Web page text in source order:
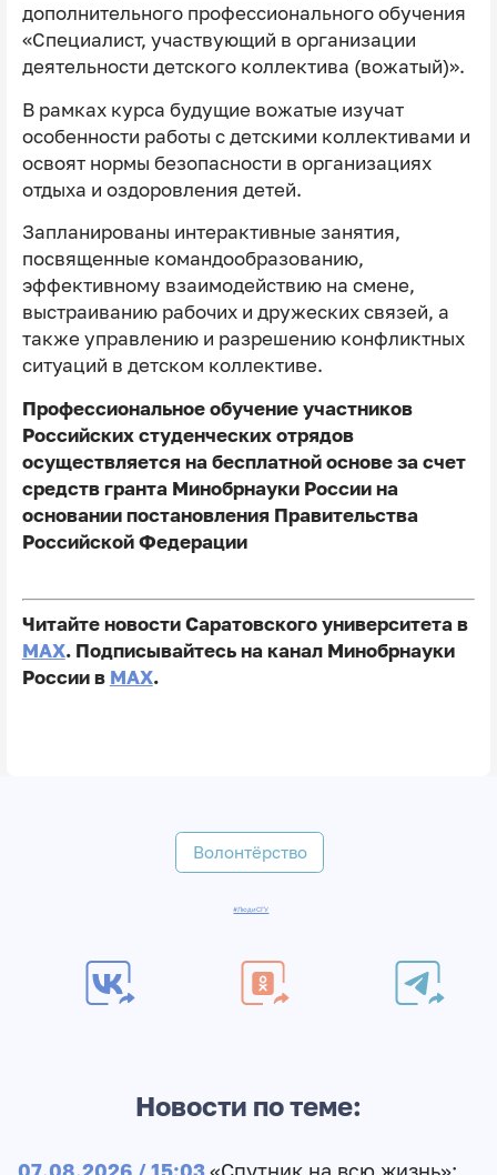
дополнительного профессионального обучения
«Специалист, участвующий в организации
деятельности детского коллектива (вожатый)».
В рамках курса будущие вожатые изучат
особенности работы с детскими коллективами и
освоят нормы безопасности в организациях
отдыха и оздоровления детей.
Запланированы интерактивные занятия,
посвященные командообразованию,
эффективному взаимодействию на смене,
выстраиванию рабочих и дружеских связей, а
также управлению и разрешению конфликтных
ситуаций в детском коллективе.
Профессиональное обучение участников
Российских студенческих отрядов
осуществляется на бесплатной основе за счет
средств гранта Минобрнауки России на
основании постановления Правительства
Российской Федерации
Читайте новости Саратовского университета в
MAX. Подписывайтесь на канал Минобрнауки
России в MAX.
Волонтёрство
#ЛюдиСГУ
Новости по теме: